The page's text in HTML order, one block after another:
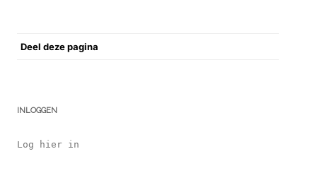
Deel deze pagina
INLOGGEN
Log hier in